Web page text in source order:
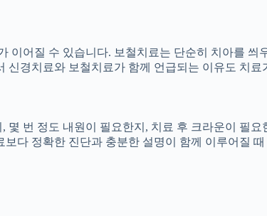
어질 수 있습니다. 보철치료는 단순히 치아를 씌
경치료와 보철치료가 함께 언급되는 이유도 치
몇 번 정도 내원이 필요한지, 치료 후 크라운이 필
다 정확한 진단과 충분한 설명이 함께 이루어질